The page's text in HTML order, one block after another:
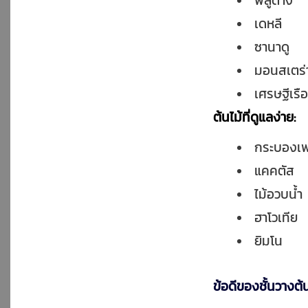
เดหลี
ซานาดู
มอนสเตร่
เศรษฐีเรื
ต้นไม้ที่ดูแลง่าย:
กระบองเ
แคคตัส
ไม้อวบน้ำ
ฮาโวเทีย
ยิมโน
ข้อดีของชั้นวางต้